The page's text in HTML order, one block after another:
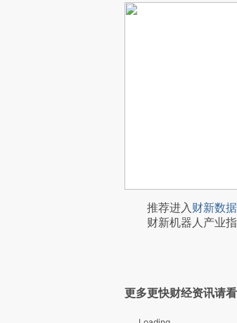
推荐进入财新数
财新机器人产业指
更多更快财经资讯请看